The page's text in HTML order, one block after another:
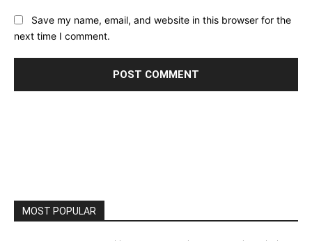
Save my name, email, and website in this browser for the
next time I comment.
MOST POPULAR